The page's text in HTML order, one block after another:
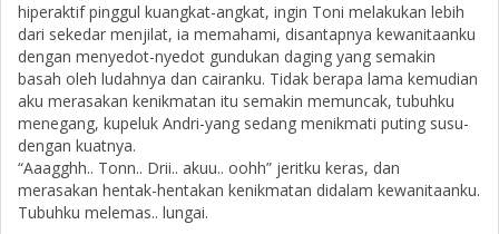
hiperaktif pinggul kuangkat-angkat, ingin Toni melakukan lebih
dari sekedar menjilat, ia memahami, disantapnya kewanitaanku
dengan menyedot-nyedot gundukan daging yang semakin
basah oleh ludahnya dan cairanku. Tidak berapa lama kemudian
aku merasakan kenikmatan itu semakin memuncak, tubuhku
menegang, kupeluk Andri-yang sedang menikmati puting susu-
dengan kuatnya.
“Aaagghh.. Tonn.. Drii.. akuu.. oohh” jeritku keras, dan
merasakan hentak-hentakan kenikmatan didalam kewanitaanku.
Tubuhku melemas.. lungai.